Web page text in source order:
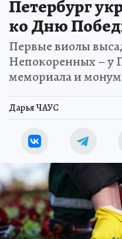
Петербург
ко Дню
Первые виолы
Непокоренных – у
мемориала и
Дарья ЧАУС